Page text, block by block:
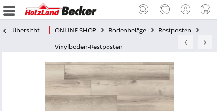
Übersicht ONLINE SHOP Bodenbeläge
Restposten
Vinylboden-Restposten